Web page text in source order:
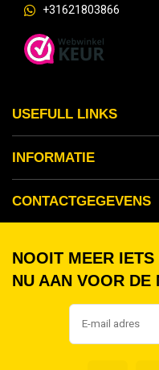
+31621803866
USEFULL LINKS
INFORMATIE
CONTACTGEGEVENS
NOOIT MEER
NU AAN VOOR DE